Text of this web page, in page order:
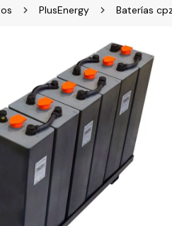
PlusEnergy Baterías